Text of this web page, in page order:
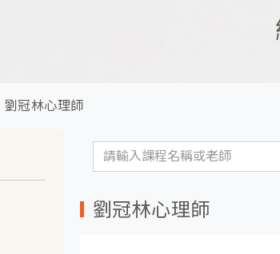
劉冠林心理師
劉冠林心理師